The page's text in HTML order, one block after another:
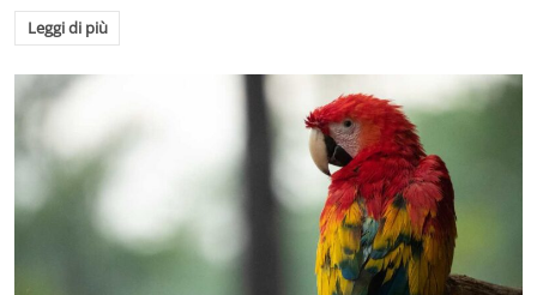
Leggi di più